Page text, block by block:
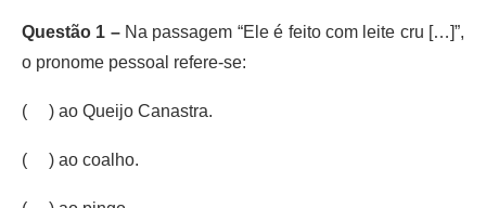
Questão 1 – Na passagem “Ele é feito com leite cru […]”,
o pronome pessoal refere-se:
( ) ao Queijo Canastra.
( ) ao coalho.